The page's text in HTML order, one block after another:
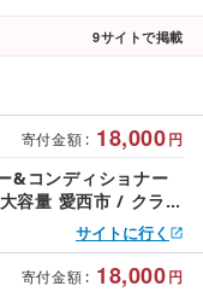
9サイトで掲載
寄付金額 : 18,000円
&コンディショナー
容量 愛西市 / クラシ
サイトに行く
寄付金額 : 18,000円